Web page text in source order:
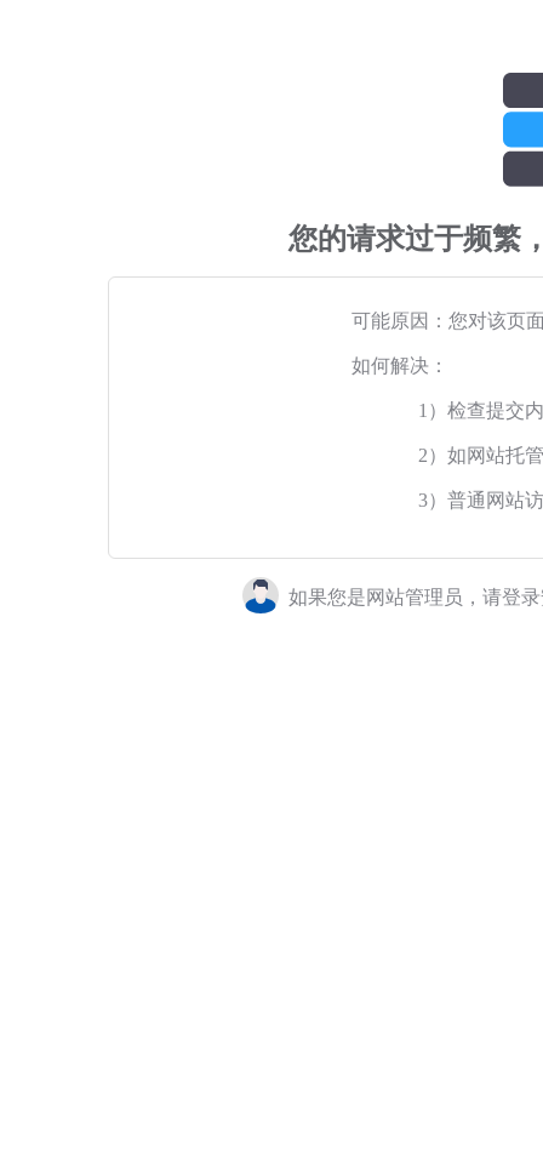
您的请求过于频繁
可能原因：您对该页
如何解决：
1）检查提交
2）如网站托
3）普通网站
如果您是网站管理员，请登